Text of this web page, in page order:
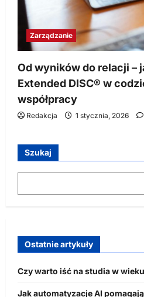
Zarządzanie
Od wyników do relacji –
Extended DISC® w
współpracy
Redakcja 1 stycznia, 2026
Szukaj
Ostatnie artykuły
Czy warto iść na studia w
Jak automatyzacje AI